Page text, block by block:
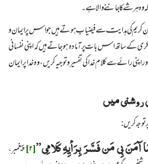
وہ ہر شے کا جاننے والا ہے۔
کریم کی ہدایت سے فیضیاب ہوتے ہیں جو اس پر ایمان و
کے ساتھ اس بات پر آمادہ ہو جاتے ہیں کہ اپنی نفسانی
رائے سے کلام خدا کی تفسیر و توجیہ کریں، وہ خدا پر ایمان
روشنی میں
کریں:
آمَنَ بِی مَن فَسَّرَ بِرَأیِهِ کَلامِی”[۲] پیغمبر،